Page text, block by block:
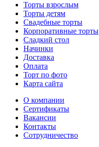
Торты взрослым
Торты детям
Свадебные торты
Корпоративные торты
Сладкий стол
Начинки
Доставка
Оплата
Торт по фото
Карта сайта
О компании
Сертификаты
Вакансии
Контакты
Сотрудничество